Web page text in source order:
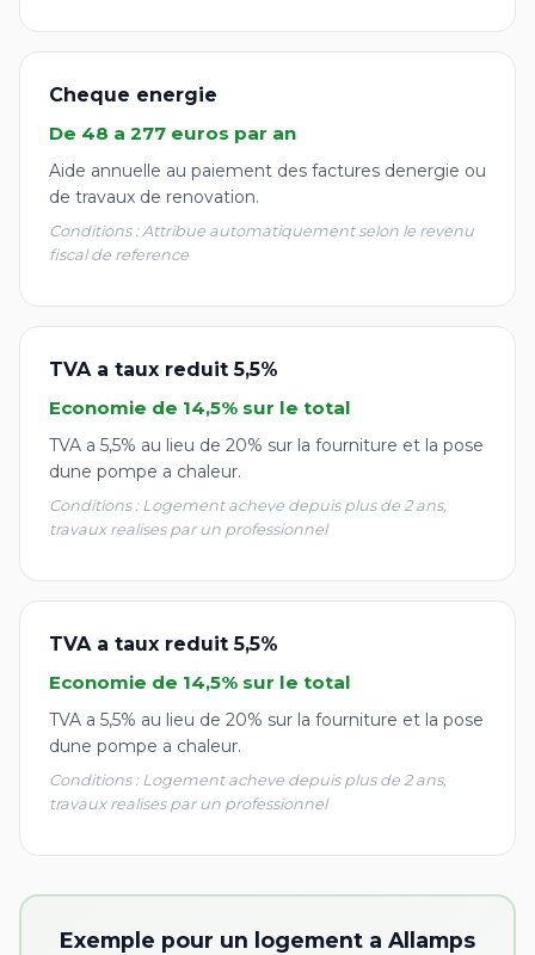
Cheque energie
De 48 a 277 euros par an
Aide annuelle au paiement des factures denergie ou
de travaux de renovation.
Conditions : Attribue automatiquement selon le revenu
fiscal de reference
TVA a taux reduit 5,5%
Economie de 14,5% sur le total
TVA a 5,5% au lieu de 20% sur la fourniture et la pose
dune pompe a chaleur.
Conditions : Logement acheve depuis plus de 2 ans,
travaux realises par un professionnel
TVA a taux reduit 5,5%
Economie de 14,5% sur le total
TVA a 5,5% au lieu de 20% sur la fourniture et la pose
dune pompe a chaleur.
Conditions : Logement acheve depuis plus de 2 ans,
travaux realises par un professionnel
Exemple pour un logement a Allamps